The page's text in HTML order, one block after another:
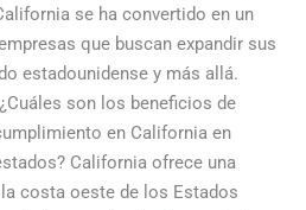
se ha convertido en un
que buscan expandir sus
estadounidense y más allá.
son los beneficios de
en California en
California ofrece una
costa oeste de los Estados